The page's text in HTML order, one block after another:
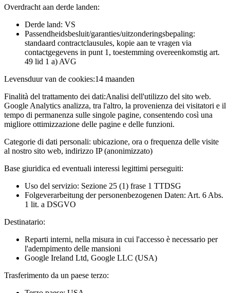
Overdracht aan derde landen:
Derde land: VS
Passendheidsbesluit/garanties/uitzonderingsbepaling:
standaard contractclausules, kopie aan te vragen via
contactgegevens in punt 1, toestemming overeenkomstig art.
49 lid 1 a) AVG
Levensduur van de cookies:14 maanden
Finalità del trattamento dei dati:Analisi dell'utilizzo del sito web.
Google Analytics analizza, tra l'altro, la provenienza dei visitatori e il
tempo di permanenza sulle singole pagine, consentendo così una
migliore ottimizzazione delle pagine e delle funzioni.
Categorie di dati personali: ubicazione, ora o frequenza delle visite
al nostro sito web, indirizzo IP (anonimizzato)
Base giuridica ed eventuali interessi legittimi perseguiti:
Uso del servizio: Sezione 25 (1) frase 1 TTDSG
Folgeverarbeitung der personenbezogenen Daten: Art. 6 Abs.
1 lit. a DSGVO
Destinatario:
Reparti interni, nella misura in cui l'accesso è necessario per
l'adempimento delle mansioni
Google Ireland Ltd, Google LLC (USA)
Trasferimento da un paese terzo: